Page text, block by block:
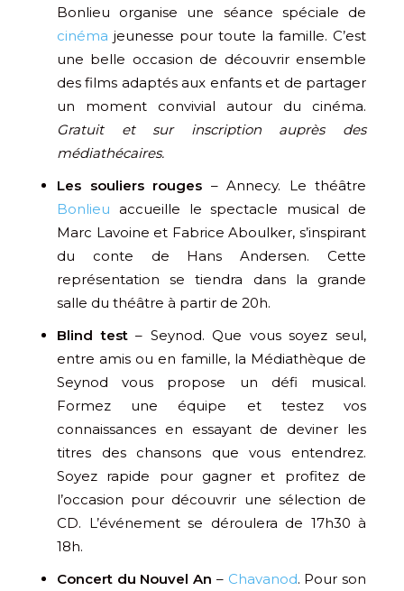
Bonlieu organise une séance spéciale de
cinéma jeunesse pour toute la famille. C’est
une belle occasion de découvrir ensemble
des films adaptés aux enfants et de partager
un moment convivial autour du cinéma.
Gratuit et sur inscription auprès des
médiathécaires.
Les souliers rouges – Annecy. Le théâtre
Bonlieu accueille le spectacle musical de
Marc Lavoine et Fabrice Aboulker, s’inspirant
du conte de Hans Andersen. Cette
représentation se tiendra dans la grande
salle du théâtre à partir de 20h.
Blind test– Seynod. Que vous soyez seul,
entre amis ou en famille, la Médiathèque de
Seynod vous propose un défi musical.
Formez une équipe et testez vos
connaissances en essayant de deviner les
titres des chansons que vous entendrez.
Soyez rapide pour gagner et profitez de
l’occasion pour découvrir une sélection de
CD. L’événement se déroulera de 17h30 à
18h.
Concert du Nouvel An – Chavanod. Pour son